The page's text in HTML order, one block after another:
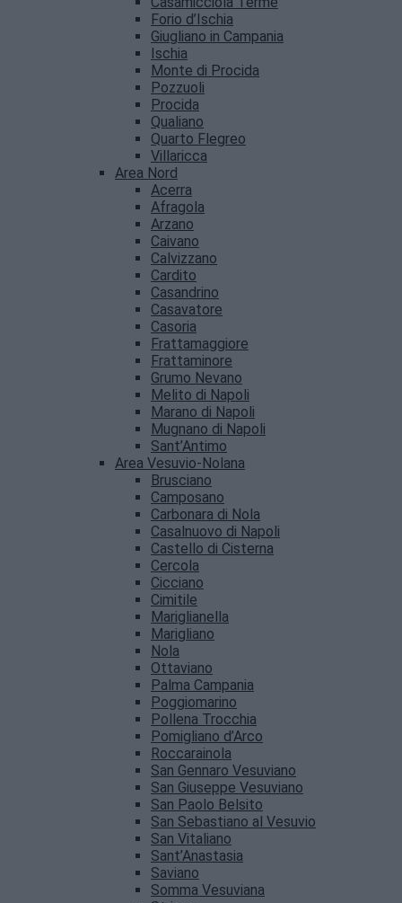
Forio d’Ischia
Giugliano in Campania
Ischia
Monte di Procida
Pozzuoli
Procida
Qualiano
Quarto Flegreo
Villaricca
Area Nord
Acerra
Afragola
Arzano
Caivano
Calvizzano
Cardito
Casandrino
Casavatore
Casoria
Frattamaggiore
Frattaminore
Grumo Nevano
Melito di Napoli
Marano di Napoli
Mugnano di Napoli
Sant’Antimo
Area Vesuvio-Nolana
Brusciano
Camposano
Carbonara di Nola
Casalnuovo di Napoli
Castello di Cisterna
Cercola
Cicciano
Cimitile
Mariglianella
Marigliano
Nola
Ottaviano
Palma Campania
Poggiomarino
Pollena Trocchia
Pomigliano d’Arco
Roccarainola
San Gennaro Vesuviano
San Giuseppe Vesuviano
San Paolo Belsito
San Sebastiano al Vesuvio
San Vitaliano
Sant’Anastasia
Saviano
Somma Vesuviana